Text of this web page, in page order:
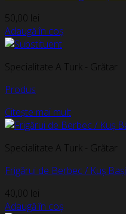
50,00 lei
Adaugă în coș
Specialitate A Turk - Grătar
Produs
Citește mai mult
Specialitate A Turk - Grătar
Frigărui de Berbec / Kuș
40,00 lei
Adaugă în coș